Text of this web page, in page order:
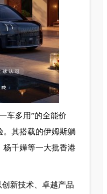
车多用”的全能价
。其搭载的伊姆斯躺
千嬅等一大批香港
新技术、卓越产品